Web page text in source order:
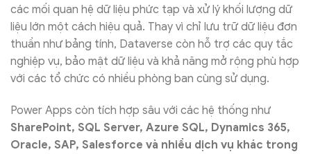
các mối quan hệ dữ liệu phức tạp và xử lý khối lượng dữ
liệu lớn một cách hiệu quả. Thay vì chỉ lưu trữ dữ liệu đơn
thuần như bảng tính, Dataverse còn hỗ trợ các quy tắc
nghiệp vụ, bảo mật dữ liệu và khả năng mở rộng phù hợp
với các tổ chức có nhiều phòng ban cùng sử dụng.
Power Apps còn tích hợp sâu với các hệ thống như
SharePoint, SQL Server, Azure SQL, Dynamics 365,
Oracle, SAP, Salesforce và nhiều dịch vụ khác trong